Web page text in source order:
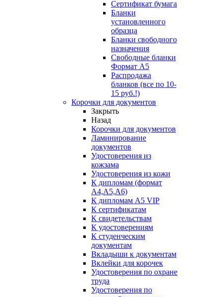
Сертификат бумага
Бланки
установленного
образца
Бланки свободного
назначения
Свободные бланки
Формат А5
Распродажа
бланков (все по 10-
15 руб.!)
Корочки для документов
Закрыть
Назад
Корочки для документов
Ламинирование
документов
Удостоверения из
кожзама
Удостоверения из кожи
К дипломам (формат
А4,А5,А6)
К дипломам А5 VIP
К сертификатам
К свидетельствам
К удостоверениям
К студенческим
документам
Вкладыши к документам
Вклейки для корочек
Удостоверения по охране
труда
Удостоверения по